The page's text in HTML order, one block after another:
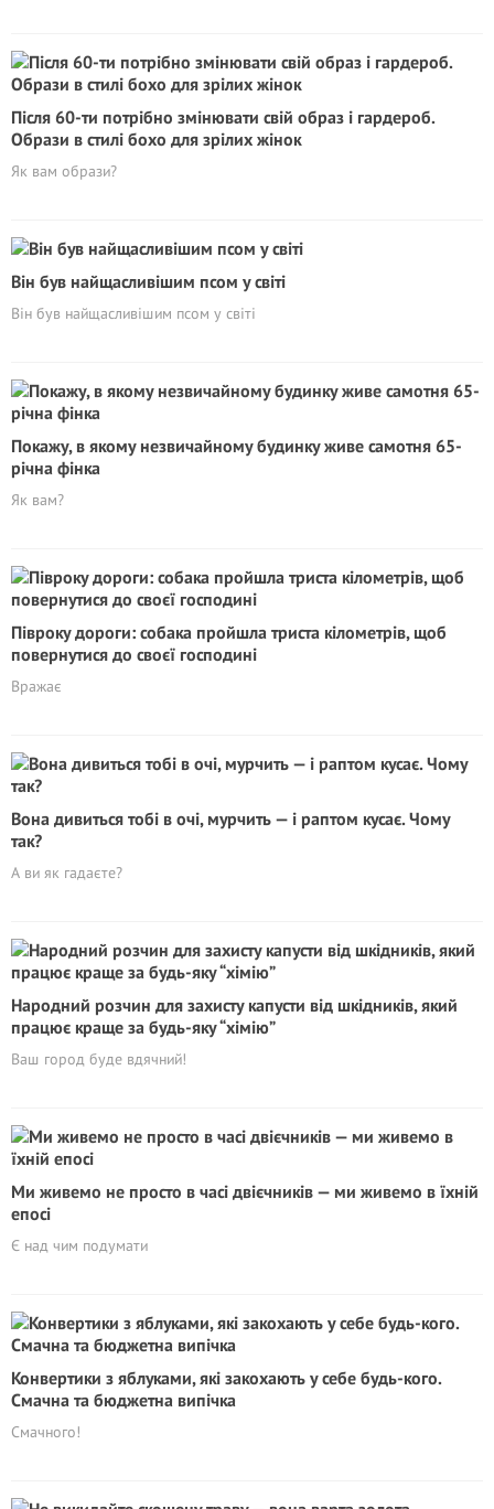
Після 60-ти потрібно змінювати свій образ і гардероб.
Образи в стилі бохо для зрілих жінок
Як вам образи?
Він був найщасливішим псом у світі
Він був найщасливішим псом у світі
Покажу, в якому незвичайному будинку живе самотня 65-
річна фінка
Як вам?
Півроку дороги: собака пройшла триста кілометрів, щоб
повернутися до своєї господині
Вражає
Вона дивиться тобі в очі, мурчить — і раптом кусає. Чому
так?
А ви як гадаєте?
Народний розчин для захисту капусти від шкідників, який
працює краще за будь-яку “хімію”
Ваш город буде вдячний!
Ми живемо не просто в часі двієчників — ми живемо в їхній
епосі
Є над чим подумати
Конвертики з яблуками, які закохають у себе будь-кого.
Смачна та бюджетна випічка
Смачного!